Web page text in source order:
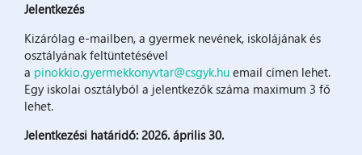
Jelentkezés
Kizárólag e-mailben, a gyermek nevének, iskolájának és
osztályának feltüntetésével
a pinokkio.gyermekkonyvtar@csgyk.hu email címen lehet.
Egy iskolai osztályból a jelentkezők száma maximum 3 fő
lehet.
Jelentkezési határidő: 2026. április 30.